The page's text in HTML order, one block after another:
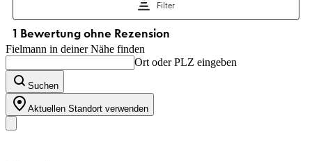
Fielmann in deiner Nähe finden
Ort oder PLZ eingeben
Suchen
Aktuellen Standort verwenden